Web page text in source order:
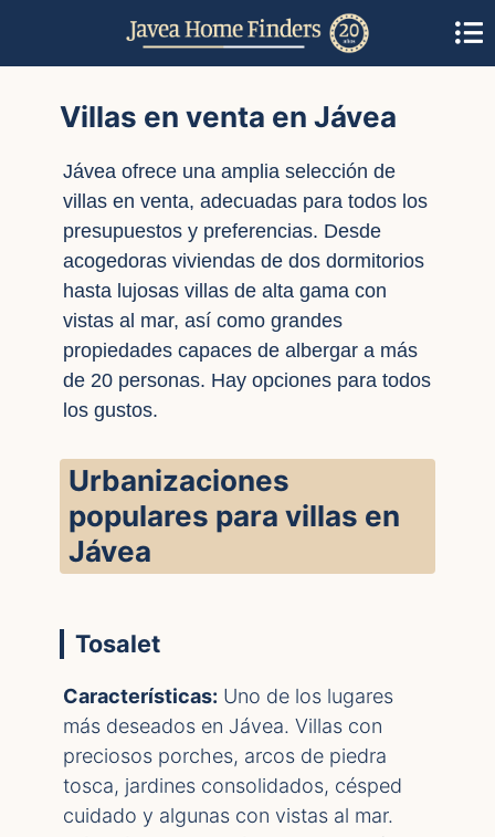
Villas en venta en Jávea
Jávea ofrece una amplia selección de
villas en venta, adecuadas para todos los
presupuestos y preferencias. Desde
acogedoras viviendas de dos dormitorios
hasta lujosas villas de alta gama con
vistas al mar, así como grandes
propiedades capaces de albergar a más
de 20 personas. Hay opciones para todos
los gustos.
Urbanizaciones
populares para villas en
Jávea
Tosalet
Características: Uno de los lugares
más deseados en Jávea. Villas con
preciosos porches, arcos de piedra
tosca, jardines consolidados, césped
cuidado y algunas con vistas al mar.